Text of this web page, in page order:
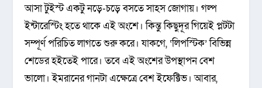
আসা টুইস্ট একটু নড়ে-চড়ে বসতে সাহস জোগায়। গল্প
ইন্টারেস্টিং হতে থাকে এই অংশে। কিন্তু কিছুদূর গিয়েই প্লটটা
সম্পূর্ণ পরিচিত লাগতে শুরু করে। যাকগে, ‘লিপস্টিক’ বিভিন্ন
শেডের হইতেই পারে। তবে এই অংশের উপস্থাপন বেশ
ভালো। ইমরানের গানটা এক্ষেত্রে বেশ ইফেক্টিভ। আবার,